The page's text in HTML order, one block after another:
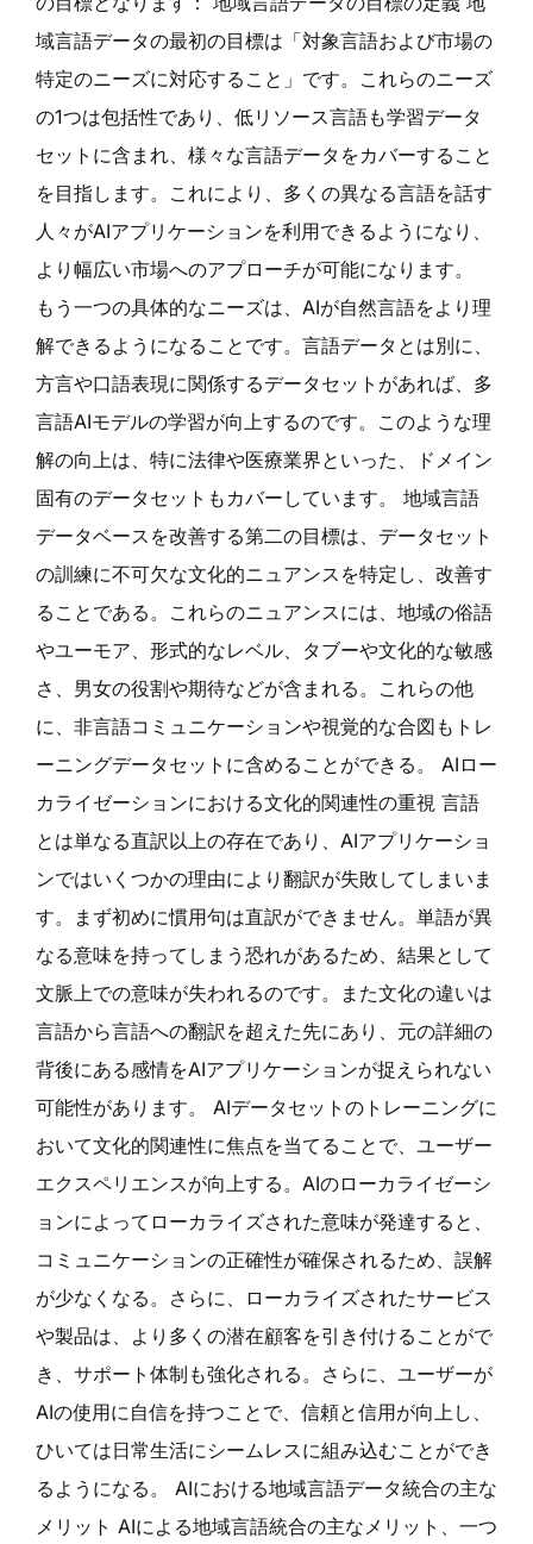
域言語データの最初の目標は「対象言語および市場の
特定のニーズに対応すること」です。これらのニーズ
の1つは包括性であり、低リソース言語も学習データ
セットに含まれ、様々な言語データをカバーすること
を目指します。これにより、多くの異なる言語を話す
人々がAIアプリケーションを利用できるようになり、
より幅広い市場へのアプローチが可能になります。
もう一つの具体的なニーズは、AIが自然言語をより理
解できるようになることです。言語データとは別に、
方言や口語表現に関係するデータセットがあれば、多
言語AIモデルの学習が向上するのです。このような理
解の向上は、特に法律や医療業界といった、ドメイン
固有のデータセットもカバーしています。 地域言語
データベースを改善する第二の目標は、データセット
の訓練に不可欠な文化的ニュアンスを特定し、改善す
ることである。これらのニュアンスには、地域の俗語
やユーモア、形式的なレベル、タブーや文化的な敏感
さ、男女の役割や期待などが含まれる。これらの他
に、非言語コミュニケーションや視覚的な合図もトレ
ーニングデータセットに含めることができる。 AIロー
カライゼーションにおける文化的関連性の重視 言語
とは単なる直訳以上の存在であり、AIアプリケーショ
ンではいくつかの理由により翻訳が失敗してしまいま
す。まず初めに慣用句は直訳ができません。単語が異
なる意味を持ってしまう恐れがあるため、結果として
文脈上での意味が失われるのです。また文化の違いは
言語から言語への翻訳を超えた先にあり、元の詳細の
背後にある感情をAIアプリケーションが捉えられない
可能性があります。 AIデータセットのトレーニングに
おいて文化的関連性に焦点を当てることで、ユーザー
エクスペリエンスが向上する。AIのローカライゼーシ
ョンによってローカライズされた意味が発達すると、
コミュニケーションの正確性が確保されるため、誤解
が少なくなる。さらに、ローカライズされたサービス
や製品は、より多くの潜在顧客を引き付けることがで
き、サポート体制も強化される。さらに、ユーザーが
AIの使用に自信を持つことで、信頼と信用が向上し、
ひいては日常生活にシームレスに組み込むことができ
るようになる。 AIにおける地域言語データ統合の主な
メリット AIによる地域言語統合の主なメリット、一つ